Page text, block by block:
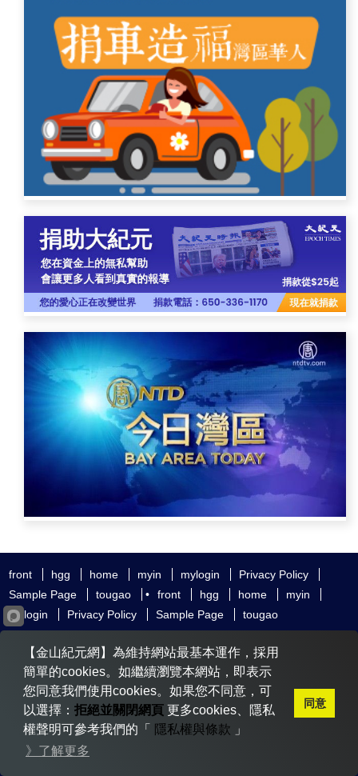
front hgg home myin mylogin
Privacy Policy
Sample Page
tougao • front hgg home
myin
mylogin
Privacy Policy Sample Page tougao
友好鏈接 追查國際 新唐人電視
神韻藝術團
大紀元時報
希望之聲 全球退黨服務中心 明慧網
無界網
Copyright © 2020-2026 金山紀元. All Rights Reserved.
【金山紀元網】為維持網站最基本運作，採用
簡單的cookies。如繼續瀏覽本網站，即表示
您同意我們使用cookies。如果您不同意，可
以選擇： 拒絕並關閉網頁更多cookies、隱私
權聲明可參考我們的「
隱私權與條款 」
》了解更多
同意